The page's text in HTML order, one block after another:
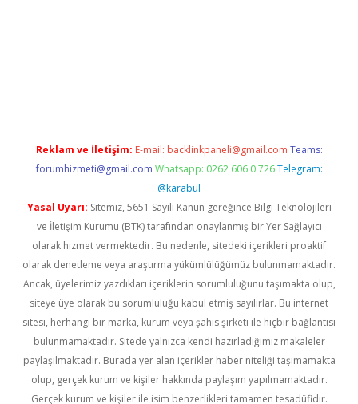
Reklam ve İletişim: E-mail: backlinkpaneli@gmail.com Teams:
forumhizmeti@gmail.com Whatsapp: 0262 606 0 726 Telegram:
@karabul
Yasal Uyarı: Sitemiz, 5651 Sayılı Kanun gereğince Bilgi Teknolojileri
ve İletişim Kurumu (BTK) tarafından onaylanmış bir Yer Sağlayıcı
olarak hizmet vermektedir. Bu nedenle, sitedeki içerikleri proaktif
olarak denetleme veya araştırma yükümlülüğümüz bulunmamaktadır.
Ancak, üyelerimiz yazdıkları içeriklerin sorumluluğunu taşımakta olup,
siteye üye olarak bu sorumluluğu kabul etmiş sayılırlar. Bu internet
sitesi, herhangi bir marka, kurum veya şahıs şirketi ile hiçbir bağlantısı
bulunmamaktadır. Sitede yalnızca kendi hazırladığımız makaleler
paylaşılmaktadır. Burada yer alan içerikler haber niteliği taşımamakta
olup, gerçek kurum ve kişiler hakkında paylaşım yapılmamaktadır.
Gerçek kurum ve kişiler ile isim benzerlikleri tamamen tesadüfidir.